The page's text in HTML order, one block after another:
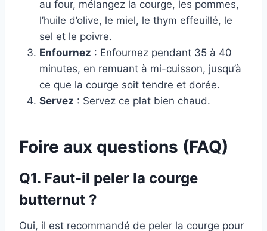
au four, mélangez la courge, les pommes,
l’huile d’olive, le miel, le thym effeuillé, le
sel et le poivre.
Enfournez : Enfournez pendant 35 à 40
minutes, en remuant à mi-cuisson, jusqu’à
ce que la courge soit tendre et dorée.
Servez : Servez ce plat bien chaud.
Foire aux questions (FAQ)
Q1. Faut-il peler la courge
butternut ?
Oui, il est recommandé de peler la courge pour